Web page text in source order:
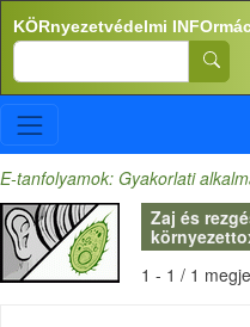
Ugrás a tartalomra
KÖRnyezetvédelmi
Search
E-tanfolyamok: Gyakorlati
Zaj és
1 - 1 / 1